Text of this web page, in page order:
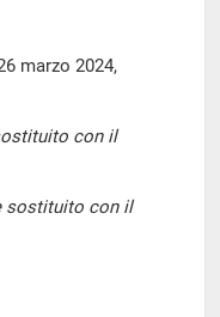
marzo 2024,
con il
sostituito con il